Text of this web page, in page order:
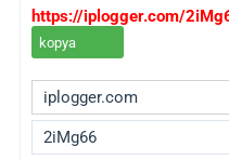
https://iplogger.com/
kopya